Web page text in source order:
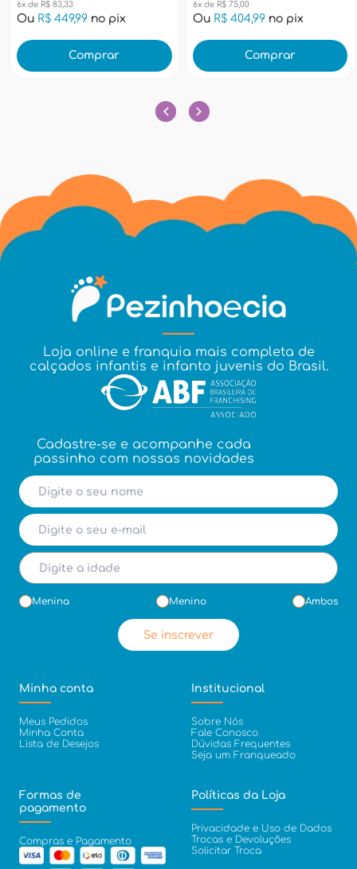
6x de R$ 83,33
Ou R$ 449,99 no pix
Comprar
6x de R$ 75,00
Ou R$ 404,99no pix
Comprar
Loja online e franquia mais completa de
calçados infantis e infanto juvenis do Brasil.
Cadastre-se e acompanhe cada
passinho com nossas novidades
Menina Menino Ambos
Se inscrever
Minha conta
Meus Pedidos
Minha Conta
Lista de Desejos
Institucional
Sobre Nós
Fale Conosco
Dúvidas Frequentes
Seja um Franqueado
Formas de
pagamento
Compras e Pagamento
Políticas da Loja
Privacidade e Uso de Dados
Trocas e Devoluções
Solicitar Troca